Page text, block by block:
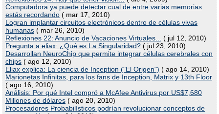
Computadora ya puede detectar cual de entre varias memorias
estás recordando ( mar 17, 2010)
Logran implantar circuitos electrónicos dentro de células vivas
humanas ( mar 26, 2010)
Reflexiones 22: Anuncio de Vacaciones Virtuales...
( jul 12, 2010)
Pregunta a eliax: ¿Qué es La Singularidad? ( jul 23, 2010)
Desarrollan NeuroChip que permite integrar células cerebrales con
chips ( ago 12, 2010)
Eliax explica: La ciencia de Inception ("El Origen") ( ago 14, 2010)
Marionetas Infinitas, para los fans de Inception, Matrix y 13th Floor
( ago 16, 2010)
Análisis: Por qué Intel compró a McAfee Antivirus por US$7,680
Millones de dólares ( ago 20, 2010)
Procesadores Probabilísticos podrían revolucionar conceptos de